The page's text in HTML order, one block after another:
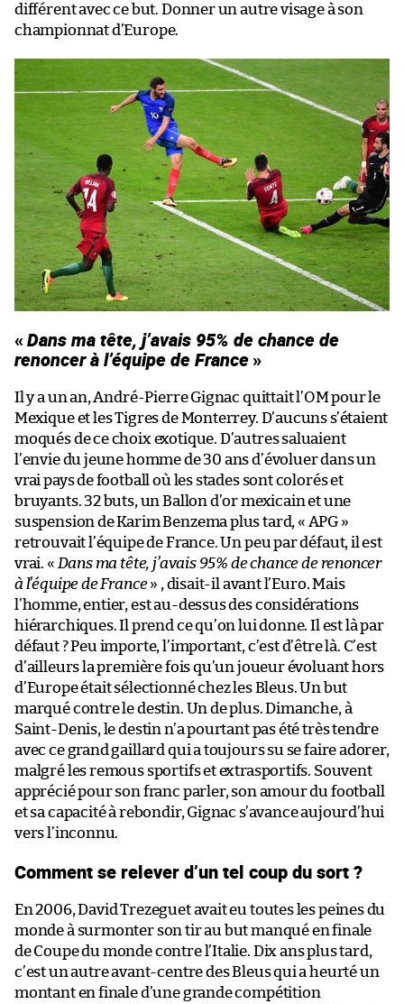
différent avec ce but. Donner un autre visage à son
championnat d’Europe.
«Dans ma tête, j’avais 95% de chance de
renoncer à l’équipe de France»
Il y a un an, André-Pierre Gignac quittait l’OM pour le
Mexique et les Tigres de Monterrey. D’aucuns s’étaient
moqués de ce choix exotique. D’autres saluaient
l’envie du jeune homme de 30 ans d’évoluer dans un
vrai pays de football où les stades sont colorés et
bruyants. 32 buts, un Ballon d’or mexicain et une
suspension de Karim Benzema plus tard, « APG »
retrouvait l’équipe de France. Un peu par défaut, il est
vrai. « Dans ma tête, j’avais 95% de chance de renoncer
à l’équipe de France» , disait-il avant l’Euro. Mais
l’homme, entier, est au-dessus des considérations
hiérarchiques. Il prend ce qu’on lui donne. Il est là par
défaut ? Peu importe, l’important, c’est d’être là. C’est
d’ailleurs la première fois qu’un joueur évoluant hors
d’Europe était sélectionné chez les Bleus. Un but
marqué contre le destin. Un de plus. Dimanche, à
Saint-Denis, le destin n’a pourtant pas été très tendre
avec ce grand gaillard qui a toujours su se faire adorer,
malgré les remous sportifs et extrasportifs. Souvent
apprécié pour son franc parler, son amour du football
et sa capacité à rebondir, Gignac s’avance aujourd’hui
vers l’inconnu.
Comment se relever d’un tel coup du sort ?
En 2006, David Trezeguet avait eu toutes les peines du
monde à surmonter son tir au but manqué en finale
de Coupe du monde contre l’Italie. Dix ans plus tard,
c’est un autre avant-centre des Bleus qui a heurté un
montant en finale d’une grande compétition